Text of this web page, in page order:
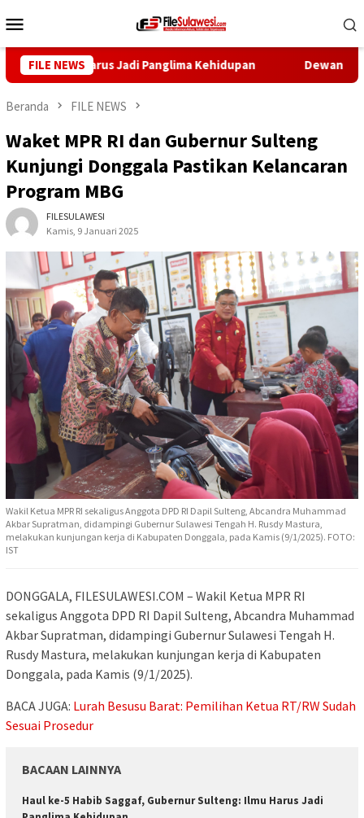
ke
Mobile
FILE NEWS
Harus Jadi Panglima Kehidupan Dewan Pers Dorong
Beranda FILE NEWS
Waket MPR RI dan Gubernur Sulteng
Kunjungi Donggala Pastikan Kelancaran
Program MBG
FILESULAWESI
Kamis, 9 Januari 2025
Wakil Ketua MPR RI sekaligus Anggota DPD RI Dapil Sulteng, Abcandra Muhammad
Akbar Supratman, didampingi Gubernur Sulawesi Tengah H. Rusdy Mastura,
melakukan kunjungan kerja di Kabupaten Donggala, pada Kamis (9/1/2025). FOTO:
IST
DONGGALA, FILESULAWESI.COM – Wakil Ketua MPR RI
sekaligus Anggota DPD RI Dapil Sulteng, Abcandra Muhammad
Akbar Supratman, didampingi Gubernur Sulawesi Tengah H.
Rusdy Mastura, melakukan kunjungan kerja di Kabupaten
Donggala, pada Kamis (9/1/2025).
BACA JUGA: Lurah Besusu Barat: Pemilihan Ketua RT/RW Sudah
Sesuai Prosedur
BACAAN LAINNYA
Haul ke-5 Habib Saggaf, Gubernur Sulteng: Ilmu Harus Jadi